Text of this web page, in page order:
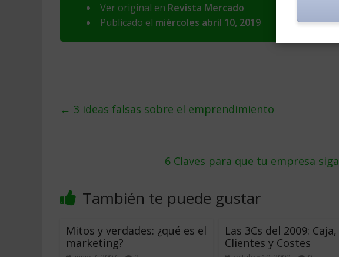
Ver original en Revista Mercado
Publicado el miércoles abril 10, 2019
← 3 ideas falsas sobre el emprendimiento
6 Claves para que tu empresa
También te puede gustar
Mitos y verdades: ¿qué es el
marketing?
Las 3Cs del 2009: Caja,
Clientes y Costes